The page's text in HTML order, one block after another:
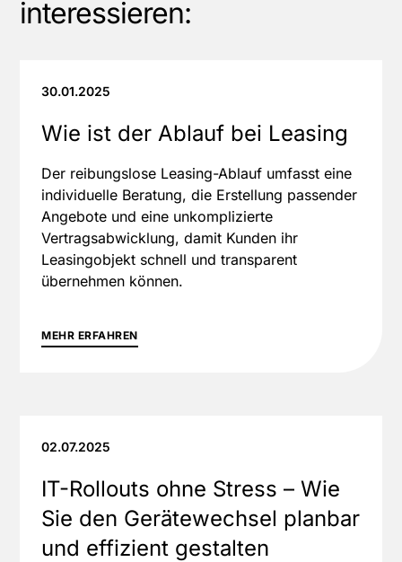
interessieren:
30.01.2025
Wie ist der Ablauf bei Leasing
Der reibungslose Leasing-Ablauf umfasst eine
individuelle Beratung, die Erstellung passender
Angebote und eine unkomplizierte
Vertragsabwicklung, damit Kunden ihr
Leasingobjekt schnell und transparent
übernehmen können.
MEHR ERFAHREN
02.07.2025
IT-Rollouts ohne Stress – Wie
Sie den Gerätewechsel planbar
und effizient gestalten